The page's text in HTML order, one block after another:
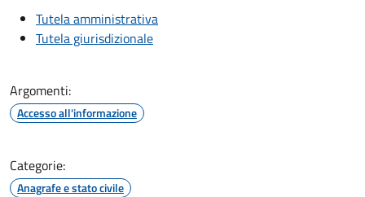
Tutela amministrativa
Tutela giurisdizionale
Argomenti:
Accesso all'informazione
Categorie:
Anagrafe e stato civile